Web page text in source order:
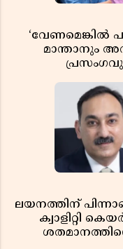
‘വേണമെങ്കിൽ
മാന്താനും
ലയനത്തിന്
ക്വാളിറ്റി